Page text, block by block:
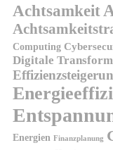
Achtsamkeit
Computing
Digitale
Energien Finanzplanung